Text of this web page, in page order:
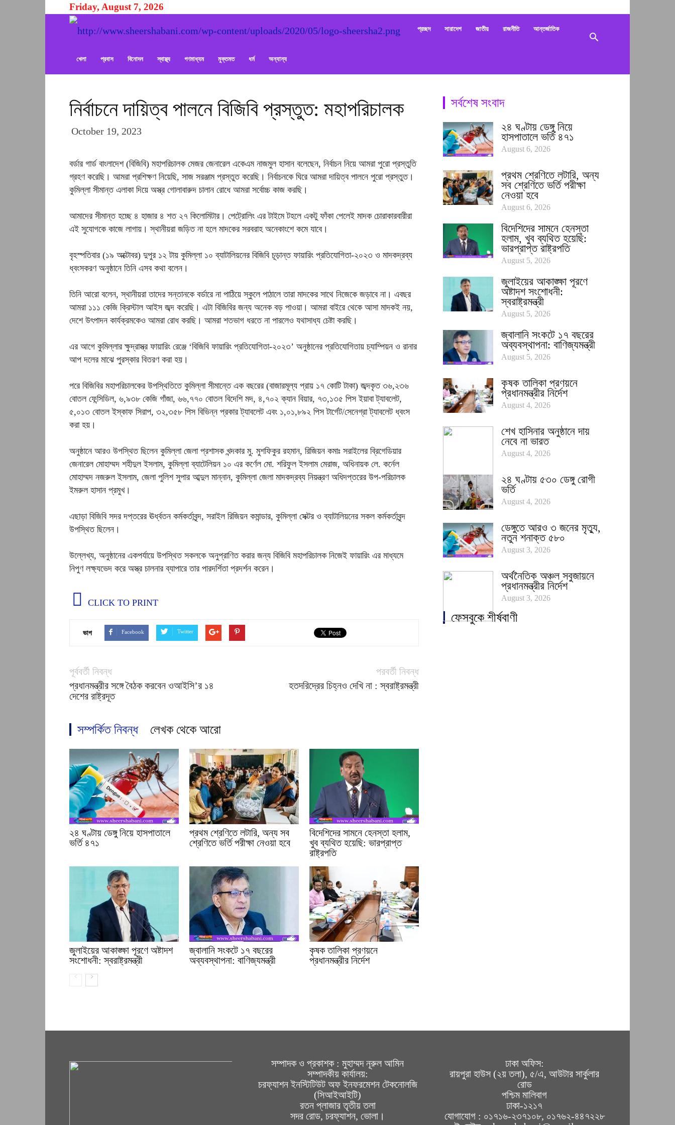
Friday, August 7, 2026
Sheershabani
প্রচ্ছদ সারাদেশ জাতীয় রাজনীতি আন্তর্জাতিক
খেলা প্রবাস বিনোদন স্বাস্থ্য গণমাধ্যম মুক্তমত ধর্ম অন্যান্য
নির্বাচনে দায়িত্ব পালনে বিজিবি প্রস্তুত: মহাপরিচালক
October 19, 2023
বর্ডার গার্ড বাংলাদেশ (বিজিবি) মহাপরিচালক মেজর জেনারেল একেএম নাজমুল হাসান বলেছেন, নির্বাচন নিয়ে আমরা পুরো প্রস্তুতি
গ্রহণ করেছি। আমরা প্রশিক্ষণ নিয়েছি, সাজ সরঞ্জাম প্রস্তুত করেছি। নির্বাচনকে ঘিরে আমরা দায়িত্ব পালনে পুরো প্রস্তুত।
কুমিল্লা সীমান্ত এলাকা দিয়ে অস্ত্র গোলাবারুদ চালান রোধে আমরা সর্বোচ্চ কাজ করছি।
আমাদের সীমান্ত হচ্ছে ৪ হাজার ৪ শত ২৭ কিলোমিটার। পেট্রোলিং এর টাইমে টহলে একটু ফাঁকা পেলেই মাদক চোরাকারবারীরা
এই সুযোগকে কাজে লাগায়। স্থানীয়রা জড়িত না হলে মাদকের সরবরাহ অনেকাংশে কমে যাবে।
বৃহস্পতিবার (১৯ অক্টোবর) দুপুর ১২ টায় কুমিল্লা ১০ ব্যাটালিয়নের বিজিবি চূড়ান্ত ফায়ারিং প্রতিযোগিতা-২০২৩ ও মাদকদ্রব্য
ধ্বংসকরণ অনুষ্ঠানে তিনি এসব কথা বলেন।
তিনি আরো বলেন, স্থানীয়রা তাদের সন্তানকে বর্ডারে না পাঠিয়ে স্কুলে পাঠালে তারা মাদকের সাথে নিজেকে জড়াবে না। এবছর
আমরা ১১১ কেজি ক্রিস্টাল আইস জব্দ করেছি। এটা বিজিবির জন্য অনেক বড় পাওয়া। আমরা বাইরে থেকে আসা মাদকই নয়,
দেশে উৎপাদন কার্যক্রমকেও আমরা রোধ করছি। আমরা শতভাগ ধরতে না পারলেও যথাসাধ্য চেষ্টা করছি।
এর আগে কুমিল্লার ক্ষুদ্রাস্ত্র ফায়ারিং রেঞ্জে ‘বিজিবি ফায়ারিং প্রতিযোগিতা-২০২৩’ অনুষ্ঠানের প্রতিযোগিতায় চ্যাম্পিয়ন ও রানার
আপ দলের মাঝে পুরস্কার বিতরণ করা হয়।
পরে বিজিবির মহাপরিচালকের উপস্থিতিতে কুমিল্লা সীমান্তে এক বছরের (বাজারমূল্য প্রায় ১৭ কোটি টাকা) জব্দকৃত ৩৬,২৩৬
বোতল ফেন্সিডিল, ৬,৯৩৮ কেজি গাঁজা, ৬৬,৭৭০ বোতল বিদেশি মদ, ৪,৭০২ ক্যান বিয়ার, ৭৩,১৩৫ পিস ইয়াবা ট্যাবলেট,
৫,০১৩ বোতল ইস্কাফ সিরাপ, ৩২,৩৫৮ পিস বিভিন্ন প্রকার ট্যাবলেট এবং ১,০১,৮৯২ পিস টার্গেট/সেনেগ্রা ট্যাবলেট ধ্বংস
করা হয়।
অনুষ্ঠানে আরও উপস্থিত ছিলেন কুমিল্লা জেলা প্রশাসক খন্দকার মু. মুশফিকুর রহমান, রিজিয়ন কমাঃ সরাইলের ব্রিগেডিয়ার
জেনারেল মোহাম্মদ শহীদুল ইসলাম, কুমিল্লা ব্যাটেলিয়ন ১০ এর কর্ণেল মো. শরিফুল ইসলাম মেরাজ, অধিনায়ক লে. কর্নেল
মোহাম্মদ নজরুল ইসলাম, জেলা পুলিশ সুপার আব্দুল মান্নান, কুমিল্লা জেলা মাদকদ্রব্য নিয়ন্ত্রণ অধিদপ্তরের উপ-পরিচালক
ইমরুল হাসান প্রমুখ।
এছাড়া বিজিবি সদর দপ্তরের ঊর্ধ্বতন কর্মকর্তাবৃন্দ, সরাইল রিজিয়ন কমান্ডার, কুমিল্লা সেক্টর ও ব্যাটালিয়নের সকল কর্মকর্তাবৃন্দ
উপস্থিত ছিলেন।
উল্লেখ্য, অনুষ্ঠানের একপর্যায়ে উপস্থিত সকলকে অনুপ্রাণিত করার জন্য বিজিবি মহাপরিচালক নিজেই ফায়ারিং এর মাধ্যমে
নিপুণ লক্ষ্যভেদ করে অস্ত্র চালনার ব্যাপারে তার পারদর্শিতা প্রদর্শন করেন।
CLICK TO PRINT
ভাগ Facebook Twitter
পূর্ববর্তী নিবন্ধ
প্রধানমন্ত্রীর সঙ্গে বৈঠক করবেন ওআইসি’র ১৪
দেশের রাষ্ট্রদূত
পরবর্তী নিবন্ধ
হতদরিদ্রের চিহ্নও দেখি না : স্বরাষ্ট্রমন্ত্রী
সম্পর্কিত নিবন্ধ লেখক থেকে আরো
২৪ ঘণ্টায় ডেঙ্গু নিয়ে হাসপাতালে
ভর্তি ৪৭১
প্রথম শ্রেণিতে লটারি, অন্য সব
শ্রেণিতে ভর্তি পরীক্ষা নেওয়া হবে
বিদেশিদের সামনে হেনস্তা হলাম,
খুব ব্যথিত হয়েছি: ভারপ্রাপ্ত
রাষ্ট্রপতি
জুলাইয়ের আকাঙ্ক্ষা পূরণে অষ্টাদশ
সংশোধনী: স্বরাষ্ট্রমন্ত্রী
জ্বালানি সংকটে ১৭ বছরের
অব্যবস্থাপনা: বাণিজ্যমন্ত্রী
কৃষক তালিকা প্রণয়নে
প্রধানমন্ত্রীর নির্দেশ
সর্বশেষ সংবাদ
২৪ ঘণ্টায় ডেঙ্গু নিয়ে
হাসপাতালে ভর্তি ৪৭১
August 6, 2026
প্রথম শ্রেণিতে লটারি, অন্য
সব শ্রেণিতে ভর্তি পরীক্ষা
নেওয়া হবে
August 6, 2026
বিদেশিদের সামনে হেনস্তা
হলাম, খুব ব্যথিত হয়েছি:
ভারপ্রাপ্ত রাষ্ট্রপতি
August 5, 2026
জুলাইয়ের আকাঙ্ক্ষা পূরণে
অষ্টাদশ সংশোধনী:
স্বরাষ্ট্রমন্ত্রী
August 5, 2026
জ্বালানি সংকটে ১৭ বছরের
অব্যবস্থাপনা: বাণিজ্যমন্ত্রী
August 5, 2026
কৃষক তালিকা প্রণয়নে
প্রধানমন্ত্রীর নির্দেশ
August 4, 2026
শেখ হাসিনার অনুষ্ঠানে দায়
নেবে না ভারত
August 4, 2026
২৪ ঘণ্টায় ৫৩০ ডেঙ্গু রোগী
ভর্তি
August 4, 2026
ডেঙ্গুতে আরও ৩ জনের মৃত্যু,
নতুন শনাক্ত ৫৮০
August 3, 2026
অর্থনৈতিক অঞ্চল সবুজায়নে
প্রধানমন্ত্রীর নির্দেশ
August 3, 2026
ফেসবুকে শীর্ষবাণী
সম্পাদক ও প্রকাশক : মুহাম্মদ নূরুল আমিন
সম্পাদকীয় কার্যালয়:
চরফ্যাশন ইনস্টিটিউট অফ ইনফরমেশন টেকনোলজি
(সিআইআইটি)
রতন প্লাজার তৃতীয় তলা
সদর রোড, চরফ্যাশন, ভোলা।
ঢাকা অফিস:
রায়পুরা হাউস (২য় তলা), ৫/এ, আউটার সার্কুলার
রোড
পশ্চিম মালিবাগ
ঢাকা-১২১৭
যোগাযোগ : ০১৭১৬-২৩৭১০৮, ০১৭৬২-৪৪৭২২৮